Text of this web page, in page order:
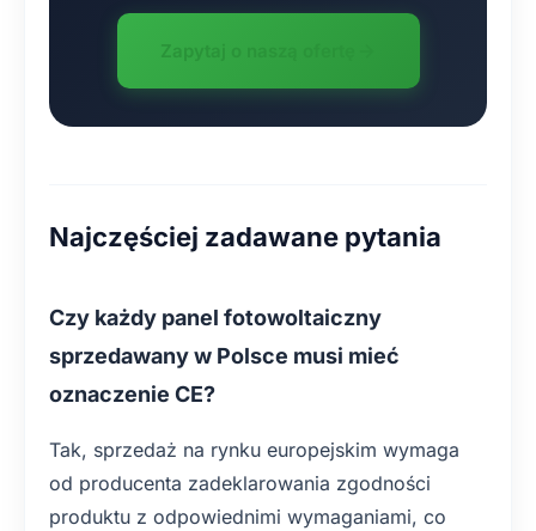
Zapytaj o naszą ofertę
Najczęściej zadawane pytania
Czy każdy panel fotowoltaiczny
sprzedawany w Polsce musi mieć
oznaczenie CE?
Tak, sprzedaż na rynku europejskim wymaga
od producenta zadeklarowania zgodności
produktu z odpowiednimi wymaganiami, co